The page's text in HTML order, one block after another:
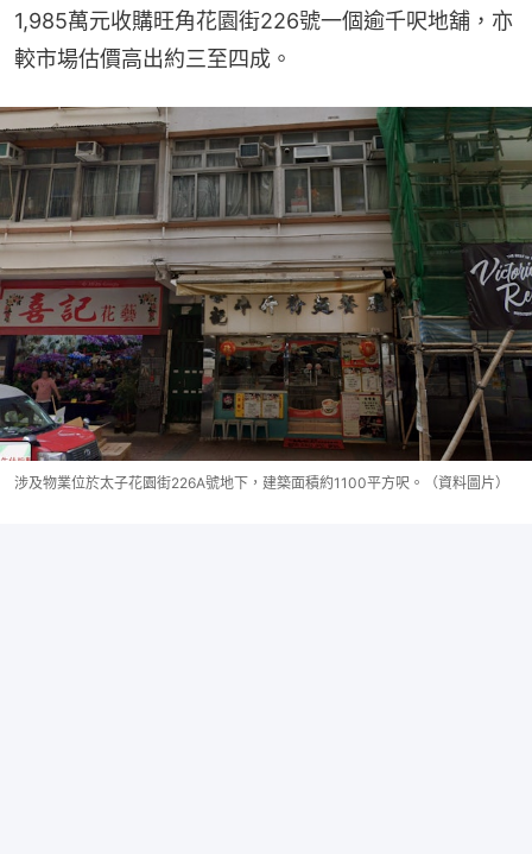
1,985萬元收購旺角花園街226號一個逾千呎地舖，亦
較市場估價高出約三至四成。
涉及物業位於太子花園街226A號地下，建築面積約1100平方呎。（資料圖片）